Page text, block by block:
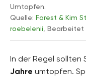
Umtopfen.
Quelle: Forest & Kim
roebelenii ,
In der Regel sollten
Jahre umtopfen.